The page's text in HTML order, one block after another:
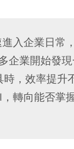
入企業日常
企業開始發
，效率提升
轉向能否掌